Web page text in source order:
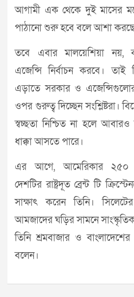
আগামী এক থেকে দুই মাসের
পাঠানো শুরু হবে বলে আশা
তবে এবার মালয়েশিয়া নয়,
এজেন্সি নির্বাচন করবে। তাই
এড়াতে সরকার ও
ওপর গুরুত্ব দিচ্ছেন সংশ্লিষ্টরা।
স্বচ্ছতা নিশ্চিত না হলে
ধাক্কা আসতে পারে।
এর আগে, আমেরিকার ২৫০
দেশটির রাষ্ট্রদূত ব্রেন্ট টি
সাক্ষাৎ করেন তিনি।
আমজাদের ঘড়ির সামনে
তিনি শ্রমবাজার ও
বলেন।